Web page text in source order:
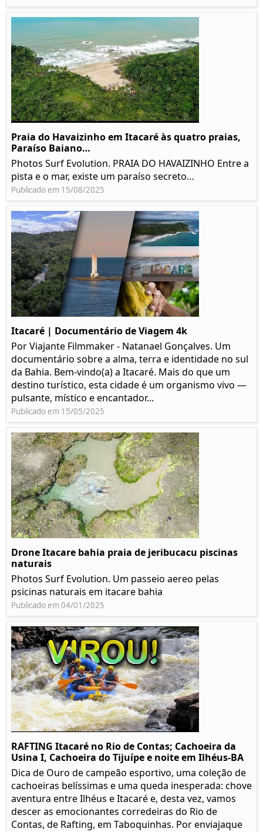
Praia do Havaizinho em Itacaré às quatro praias,
Paraíso Baiano…
Photos Surf Evolution. PRAIA DO HAVAIZINHO Entre a
pista e o mar, existe um paraíso secreto…
Publicado em 15/08/2025
Itacaré | Documentário de Viagem 4k
Por Viajante Filmmaker - Natanael Gonçalves. Um
documentário sobre a alma, terra e identidade no sul
da Bahia. Bem-vindo(a) a Itacaré. Mais do que um
destino turístico, esta cidade é um organismo vivo —
pulsante, místico e encantador...
Publicado em 15/05/2025
Drone Itacare bahia praia de jeribucacu piscinas
naturais
Photos Surf Evolution. Um passeio aereo pelas
psicinas naturais em itacare bahia
Publicado em 04/01/2025
RAFTING Itacaré no Rio de Contas; Cachoeira da
Usina I, Cachoeira do Tijuípe e noite em Ilhéus-BA
Dica de Ouro de campeão esportivo, uma coleção de
cachoeiras belíssimas e uma queda inesperada: chove
aventura entre Ilhéus e Itacaré e, desta vez, vamos
descer as emocionantes corredeiras do Rio de
Contas, de Rafting, em Taboquinhas. Por enviajaque